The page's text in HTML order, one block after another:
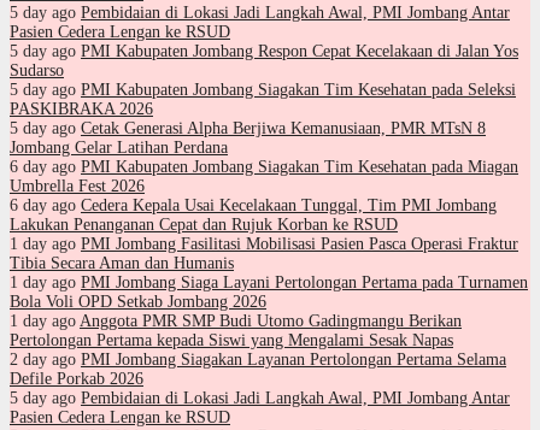
5 day ago Pembidaian di Lokasi Jadi Langkah Awal, PMI Jombang Antar
Pasien Cedera Lengan ke RSUD
5 day ago PMI Kabupaten Jombang Respon Cepat Kecelakaan di Jalan Yos
Sudarso
5 day ago PMI Kabupaten Jombang Siagakan Tim Kesehatan pada Seleksi
PASKIBRAKA 2026
5 day ago Cetak Generasi Alpha Berjiwa Kemanusiaan, PMR MTsN 8
Jombang Gelar Latihan Perdana
6 day ago PMI Kabupaten Jombang Siagakan Tim Kesehatan pada Miagan
Umbrella Fest 2026
6 day ago Cedera Kepala Usai Kecelakaan Tunggal, Tim PMI Jombang
Lakukan Penanganan Cepat dan Rujuk Korban ke RSUD
1 day ago PMI Jombang Fasilitasi Mobilisasi Pasien Pasca Operasi Fraktur
Tibia Secara Aman dan Humanis
1 day ago PMI Jombang Siaga Layani Pertolongan Pertama pada Turnamen
Bola Voli OPD Setkab Jombang 2026
1 day ago Anggota PMR SMP Budi Utomo Gadingmangu Berikan
Pertolongan Pertama kepada Siswi yang Mengalami Sesak Napas
2 day ago PMI Jombang Siagakan Layanan Pertolongan Pertama Selama
Defile Porkab 2026
5 day ago Pembidaian di Lokasi Jadi Langkah Awal, PMI Jombang Antar
Pasien Cedera Lengan ke RSUD